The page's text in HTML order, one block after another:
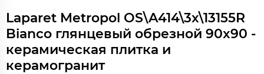
Laparet Metropol OS\A414\3x\13155R
Bianco глянцевый обрезной 90x90 -
керамическая плитка и
керамогранит